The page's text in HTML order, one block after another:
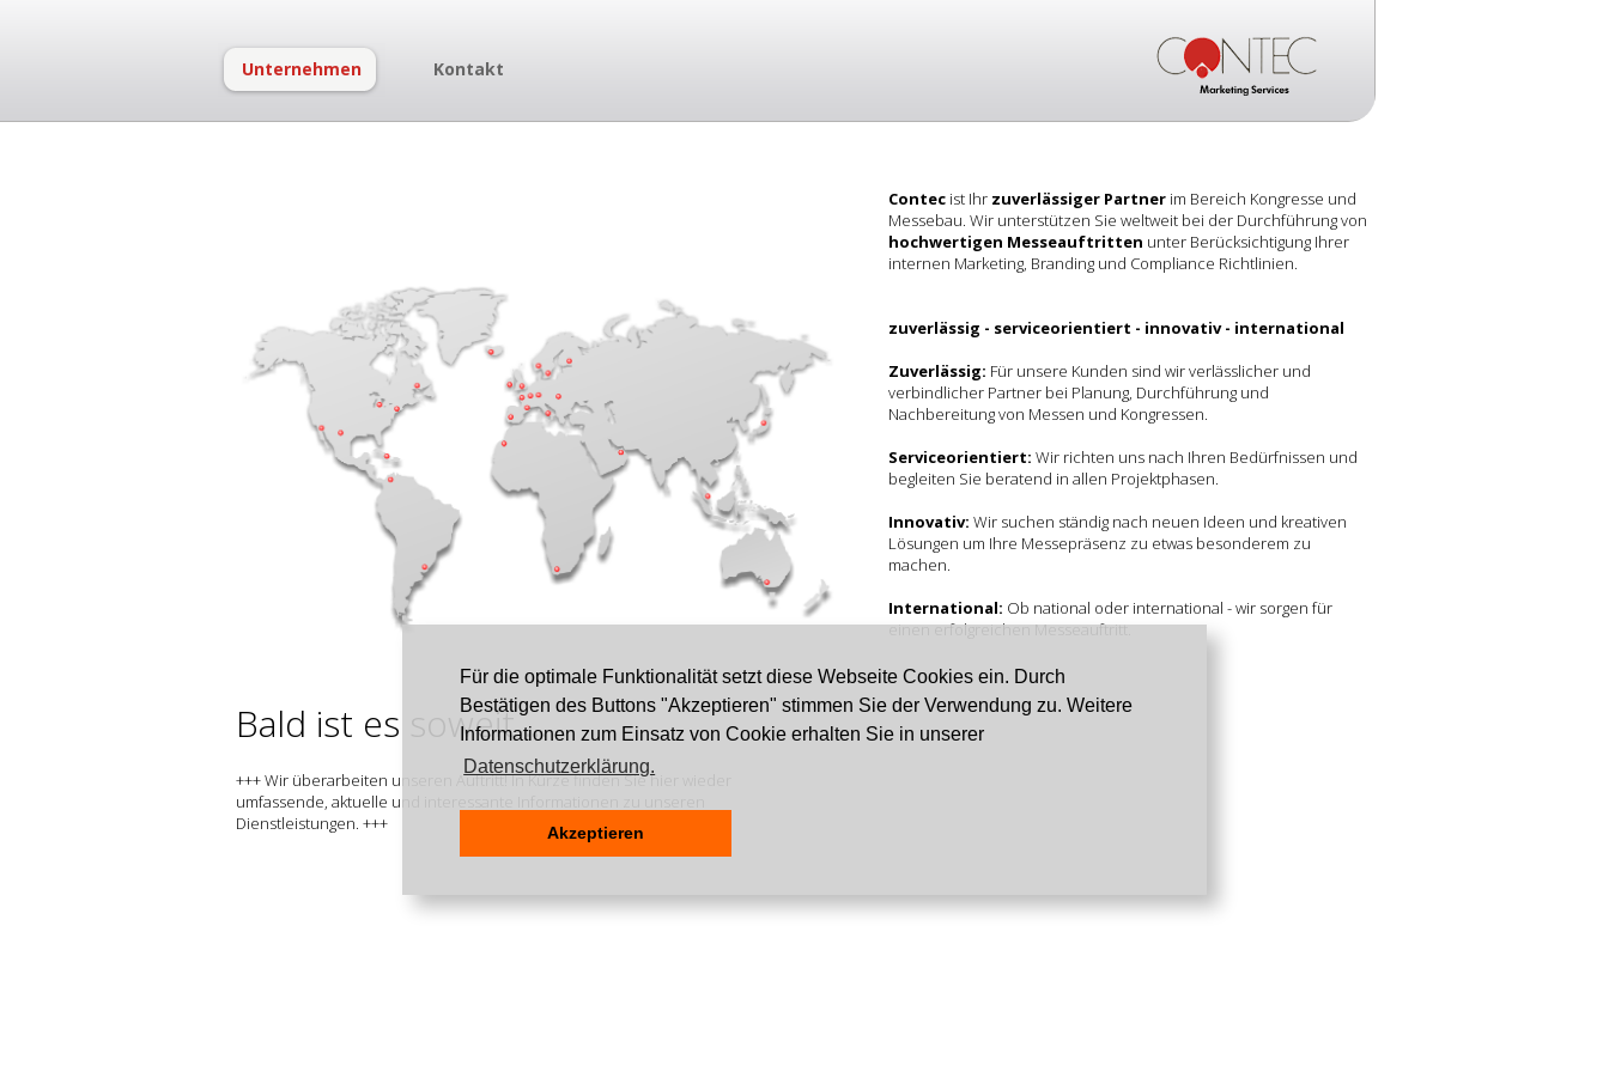
Für die optimale Funktionalität setzt diese Webseite Cookies ein. Durch
Bestätigen des Buttons "Akzeptieren" stimmen Sie der Verwendung zu. Weitere
Informationen zum Einsatz von Cookie erhalten Sie in unserer
Datenschutzerklärung.
Akzeptieren
Unternehmen Kontakt
Bald ist es soweit ...
+++ Wir überarbeiten unseren Auftritt! In Kürze finden Sie hier wieder
umfassende, aktuelle und interessante Informationen zu unseren
Dienstleistungen. +++
Contec ist Ihr zuverlässiger Partner im Bereich Kongresse und
Messebau. Wir unterstützen Sie weltweit bei der Durchführung von
hochwertigen Messeauftritten unter Berücksichtigung Ihrer
internen Marketing, Branding und Compliance Richtlinien.
zuverlässig - serviceorientiert - innovativ - international
Zuverlässig: Für unsere Kunden sind wir verlässlicher und
verbindlicher Partner bei Planung, Durchführung und
Nachbereitung von Messen und Kongressen.
Serviceorientiert: Wir richten uns nach Ihren Bedürfnissen und
begleiten Sie beratend in allen Projektphasen.
Innovativ: Wir suchen ständig nach neuen Ideen und kreativen
Lösungen um Ihre Messepräsenz zu etwas besonderem zu
machen.
International: Ob national oder international - wir sorgen für
einen erfolgreichen Messeauftritt.